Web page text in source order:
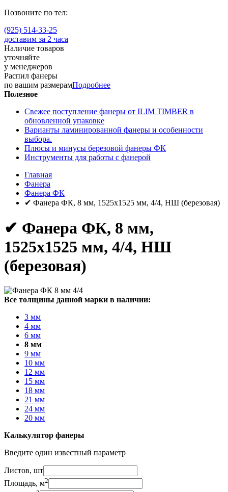
Позвоните по тел:
(925) 514-33-25
доставим за 2 часа
Наличие товаров
уточняйте
у менеджеров
Распил фанеры
по вашим размерамПодробнее
Полезное
Свежее поступление фанеры от ILIM TIMBER в
обновленной упаковке
Варианты ламинированной фанеры и особенности
выбора.
Плюсы и минусы березовой фанеры ФК
Инструменты для работы с фанерой
Главная
Фанера
Фанера ФК
✔ Фанера ФК, 8 мм, 1525x1525 мм, 4/4, НШ (березовая)
✔ Фанера ФК, 8 мм,
1525x1525 мм, 4/4, НШ
(березовая)
Все толщины данной марки в наличии:
3 мм
4 мм
6 мм
8 мм
9 мм
10 мм
12 мм
15 мм
18 мм
21 мм
24 мм
20 мм
Калькулятор фанеры
Введите один известный параметр
Листов, шт
Площадь, м2